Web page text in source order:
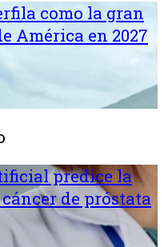
como la gran
América en 2027
predice la
de próstata